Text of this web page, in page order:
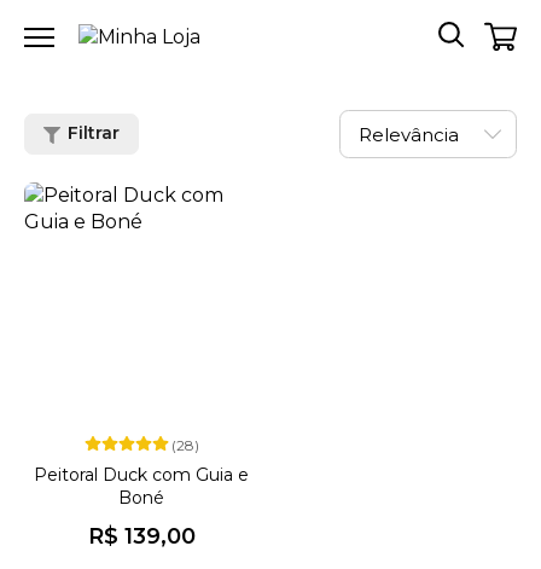
Filtrar
(28)
Peitoral Duck com Guia e
Boné
R$ 139,00